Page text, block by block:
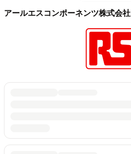
アールエスコンポーネンツ株式会社